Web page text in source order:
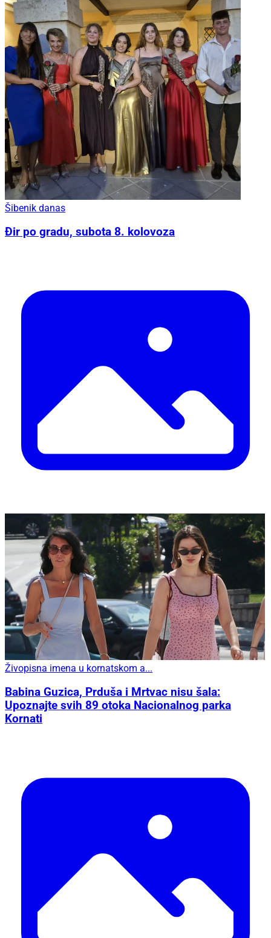
Šibenik danas
Đir po gradu, subota 8. kolovoza
Živopisna imena u kornatskom a...
Babina Guzica, Prduša i Mrtvac nisu šala:
Upoznajte svih 89 otoka Nacionalnog parka
Kornati